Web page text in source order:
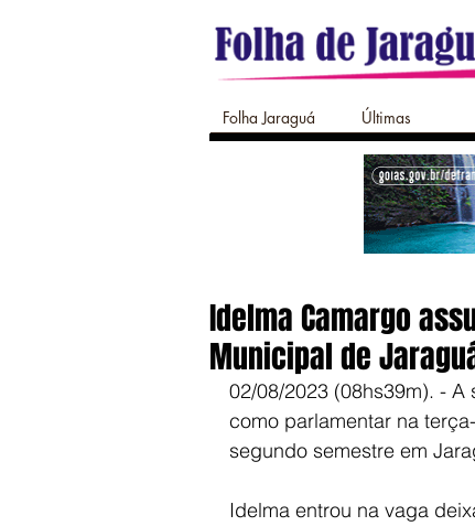
Folha Jaraguá Últimas
Idelma Camargo
Municipal de
02/08/2023 (08hs39m). -
como parlamentar na
segundo semestre em
Idelma entrou na vaga